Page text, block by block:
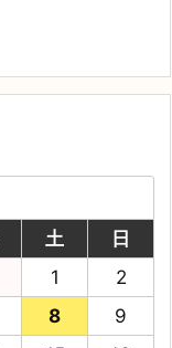
土
日
1
2
8
9